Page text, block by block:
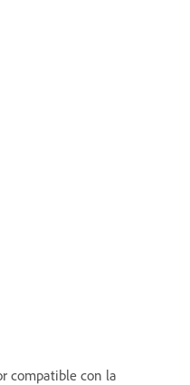
compatible con la